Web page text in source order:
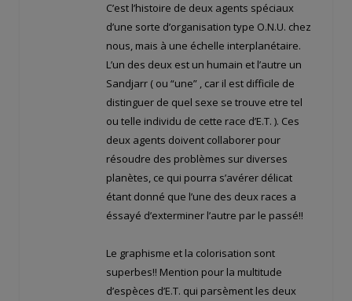
C’est l’histoire de deux agents spéciaux
d’une sorte d’organisation type O.N.U. chez
nous, mais à une échelle interplanétaire.
L’un des deux est un humain et l’autre un
Sandjarr ( ou “une” , car il est difficile de
distinguer de quel sexe se trouve etre tel
ou telle individu de cette race d’E.T. ). Ces
deux agents doivent collaborer pour
résoudre des problèmes sur diverses
planètes, ce qui pourra s’avérer délicat
étant donné que l’une des deux races a
éssayé d’exterminer l’autre par le passé!!
Le graphisme et la colorisation sont
superbes!! Mention pour la multitude
d’espèces d’E.T. qui parsèment les deux